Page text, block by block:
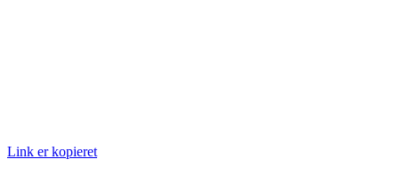
Link er kopieret